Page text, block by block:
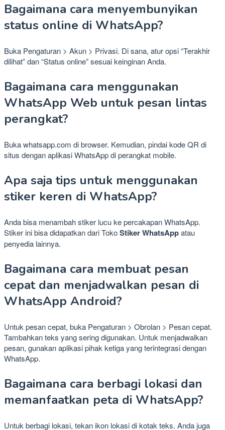
Bagaimana cara menyembunyikan
status online di WhatsApp?
Buka Pengaturan > Akun > Privasi. Di sana, atur opsi “Terakhir
dilihat” dan “Status online” sesuai keinginan Anda.
Bagaimana cara menggunakan
WhatsApp Web untuk pesan lintas
perangkat?
Buka whatsapp.com di browser. Kemudian, pindai kode QR di
situs dengan aplikasi WhatsApp di perangkat mobile.
Apa saja tips untuk menggunakan
stiker keren di WhatsApp?
Anda bisa menambah stiker lucu ke percakapan WhatsApp.
Stiker ini bisa didapatkan dari TokoStiker WhatsAppatau
penyedia lainnya.
Bagaimana cara membuat pesan
cepat dan menjadwalkan pesan di
WhatsApp Android?
Untuk pesan cepat, buka Pengaturan > Obrolan > Pesan cepat.
Tambahkan teks yang sering digunakan. Untuk menjadwalkan
pesan, gunakan aplikasi pihak ketiga yang terintegrasi dengan
WhatsApp.
Bagaimana cara berbagi lokasi dan
memanfaatkan peta di WhatsApp?
Untuk berbagi lokasi, tekan ikon lokasi di kotak teks. Anda juga